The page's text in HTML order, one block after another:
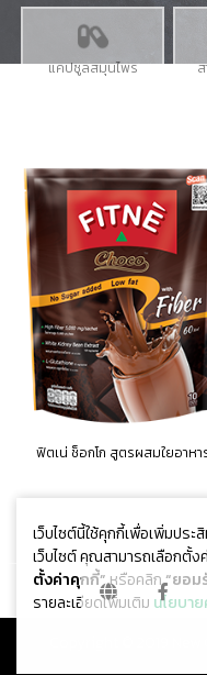
เว็บไซต์นี้ใช้คุกกี้เพื่อเพิ่มปร
เว็บไซต์ คุณสามารถเลือกตั้ง
ตั้งค่าคุกกี้”หรือคลิก“ยอม
รายละเอียดเพิ่มเติม นโยบา
แคปซูลสมุนไพร
ฟิตเน่ ช็อกโก สูตรผสมใยอาหา
Copyright © 2019